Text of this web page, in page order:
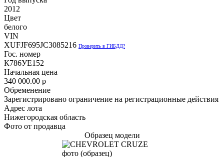
2012
Цвет
белого
VIN
XUFJF695JC3085216 Проверить в ГИБДД?
Гос. номер
К786УЕ152
Начальная цена
340 000.00 p
Обременение
Зарегистрировано ограничение на регистрационные действия
Адрес лота
Нижегородская область
Фото от продавца
Образец модели